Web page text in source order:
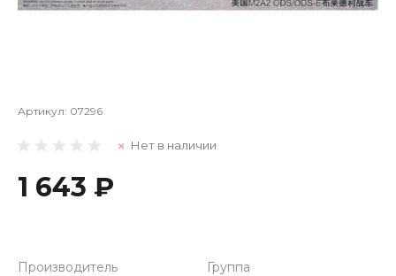
Артикул: 07296
Нет в наличии
1 643 ₽
Производитель
Группа